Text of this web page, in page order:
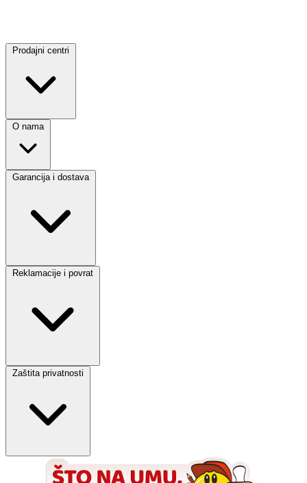
Prodajni centri
O nama
Garancija i dostava
Reklamacije i povrat
Zaštita privatnosti